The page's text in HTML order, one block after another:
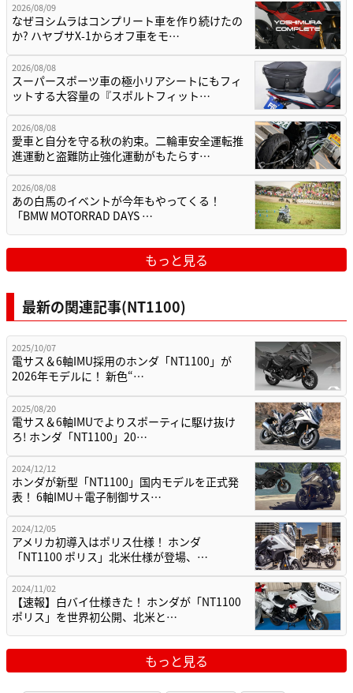
2026/08/09
なぜヨシムラはコンプリート車を作り続けたの
か? ハヤブサX-1からオフ車をモ…
2026/08/08
スーパースポーツ車の極小リアシートにもフィ
ットする大容量の『スポルトフィット…
2026/08/08
愛車と自分を守る秋の約束。二輪車安全運転推
進運動と盗難防止強化運動がもたらす…
2026/08/08
あの白馬のイベントが今年もやってくる！
「BMW MOTORRAD DAYS …
もっと見る
最新の関連記事(NT1100)
2025/10/07
電サス＆6軸IMU採用のホンダ「NT1100」が
2026年モデルに！ 新色“…
2025/08/20
電サス＆6軸IMUでよりスポーティに駆け抜け
ろ! ホンダ「NT1100」20…
2024/12/12
ホンダが新型「NT1100」国内モデルを正式発
表！ 6軸IMU＋電子制御サス…
2024/12/05
アメリカ初導入はポリス仕様！ ホンダ
「NT1100 ポリス」北米仕様が登場、…
2024/11/02
【速報】白バイ仕様きた！ ホンダが「NT1100
ポリス」を世界初公開、北米と…
もっと見る